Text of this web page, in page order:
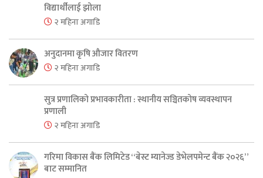
विद्यार्थीलाई झोला
२ महिना अगाडि
अनुदानमा कृषि औजार वितरण
२ महिना अगाडि
सुत्र प्रणालिको प्रभावकारीता : स्थानीय सञ्चितकोष व्यवस्थापन
प्रणाली
२ महिना अगाडि
गरिमा विकास बैंक लिमिटेड “बेस्ट म्यानेज्ड डेभेलपमेन्ट बैंक २०२६”
बाट सम्मानित